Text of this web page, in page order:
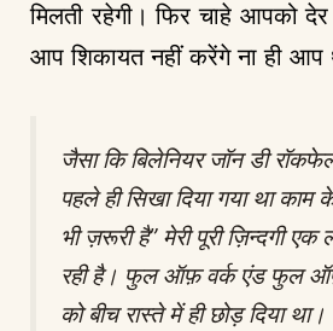
मिलती रहेगी। फिर चाहे आपको
आप शिकायत नहीं करेंगे ना ही
जैसा कि बिलेनियर जॉन डी
पहले ही सिखा दिया गया था
भी ज़रूरी है” मेरी पूरी ज़िन्दगी एक
रही है। फुल ऑफ़ वर्क एंड फुल
को बीच रास्ते में ही छोड़ दिया था।